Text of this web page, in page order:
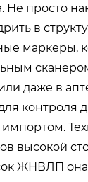
Не просто
в
маркеры,
даже в
контроля
высокой
ЖНВЛП